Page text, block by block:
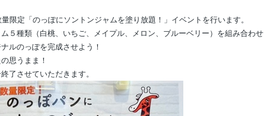
限定「のっぽにソントンジャムを塗り放題！」イベントを行います。
５種類（白桃、いちご、メイプル、メロン、ブルーベリー）を組み合わせ
ルのっぽを完成させよう！
思うまま！
了させていただきます。